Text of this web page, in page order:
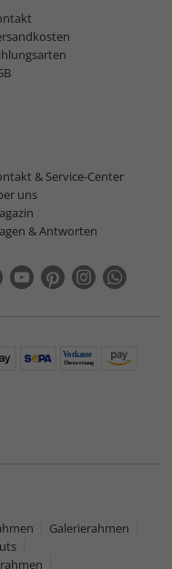
& Service-Center
uns
& Antworten
Galerierahmen